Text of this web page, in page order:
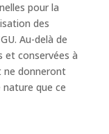
pour la
des
Au-delà de
et conservées à
ne donneront
que ce